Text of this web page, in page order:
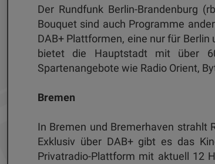
Der Rundfunk Berlin-Brandenburg
Bouquet sind auch Programme
DAB+ Plattformen, eine nur für
bietet die Hauptstadt mit über
Spartenangebote wie Radio Orient,
Bremen
In Bremen und Bremerhaven strahlt
Exklusiv über DAB+ gibt es das
Privatradio-Plattform mit aktuell 12